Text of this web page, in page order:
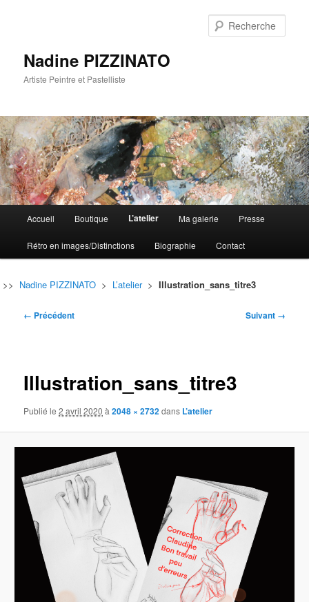
Nadine PIZZINATO
Artiste Peintre et Pastelliste
principal
Aller
au
contenu
principal
Aller
au
contenu
secondaire
Accueil Boutique L’atelier Ma galerie Presse
Rétro en images/Distinctions Biographie Contact
>> Nadine PIZZINATO > L’atelier> Illustration_sans_titre3
Navigation
← Précédent Suivant →
Illustration_sans_titre3
Publié le2 avril 2020 à2048 × 2732dans L’atelier